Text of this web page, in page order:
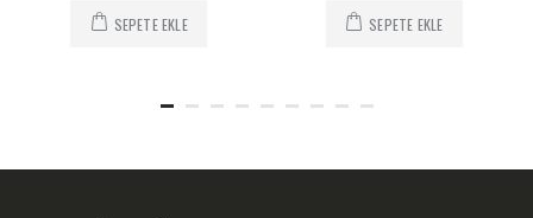
SEPETE EKLE SEPETE EKLE